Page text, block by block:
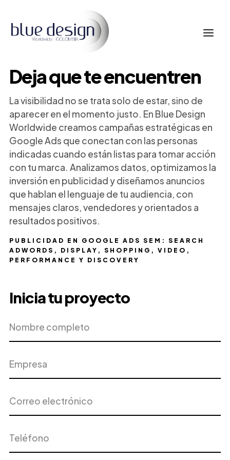
PUBLICIDAD EN GOOGLE ADS SEM: SEARCH
ADWORDS, DISPLAY, SHOPPING, VIDEO,
PERFORMANCE Y DISCOVERY
Deja que te encuentren
La visibilidad no se trata solo de estar, sino de
aparecer en el momento justo. En Blue Design
Worldwide creamos campañas estratégicas en
Google Ads que conectan con las personas
indicadas cuando están listas para tomar acción
con tu marca. Analizamos datos, optimizamos la
inversión en publicidad y diseñamos anuncios
que hablan el lenguaje de tu audiencia, con
mensajes claros, vendedores y orientados a
resultados positivos.
Inicia tu proyecto
completo
electrónico